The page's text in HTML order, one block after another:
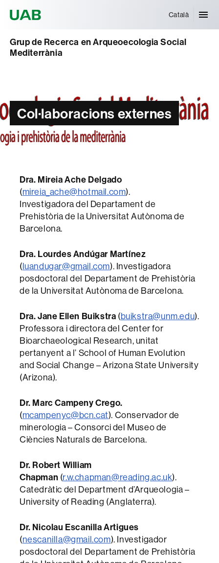
Català
Grup de Recerca en Arqueoecologia Social
Mediterrània
Col·laboracions externes
Dra. Mireia Ache Delgado
(mireia_ache@hotmail.com).
Investigadora del Departament de
Prehistòria de la Universitat Autònoma de
Barcelona.
Dra. Lourdes Andúgar Martínez
(luandugar@gmail.com). Investigadora
posdoctoral del Departament de Prehistòria
de la Universitat Autònoma de Barcelona.
Dra. Jane Ellen Buikstra (buikstra@unm.edu).
Professora i directora del Center for
Bioarchaeological Research, unitat
pertanyent a l’ School of Human Evolution
and Social Change – Arizona State University
(Arizona).
Dr. Marc Campeny Crego.
(mcampenyc@bcn.cat). Conservador de
minerologia – Consorci del Museo de
Ciències Naturals de Barcelona.
Dr. Robert William
Chapman (r.w.chapman@reading.ac.uk).
Catedràtic del Department d’Arqueologia –
University of Reading (Anglaterra).
Dr. Nicolau Escanilla Artigues
(nescanilla@gmail.com). Investigador
posdoctoral del Departament de Prehistòria